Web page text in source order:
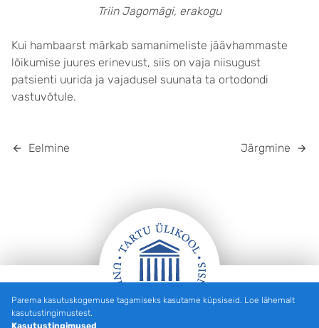
Triin Jagomägi, erakogu
Kui hambaarst märkab samanimeliste jäävhammaste
lõikumise juures erinevust, siis on vaja niisugust
patsienti uurida ja vajadusel suunata ta ortodondi
vastuvõtule.
Eelmine Järgmine
Jalus
Parema kasutuskogemuse tagamiseks kasutame küpsiseid. Loe lähemalt
kasutustingimustest.
Kasutustingimused